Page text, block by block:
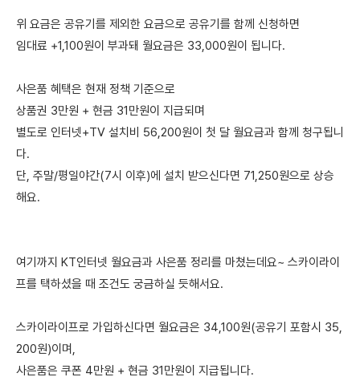
위 요금은 공유기를 제외한 요금으로 공유기를 함께 신청하면
임대료 +1,100원이 부과돼 월요금은 33,000원이 됩니다.
사은품 혜택은 현재 정책 기준으로
상품권 3만원 + 현금 31만원이 지급되며
별도로 인터넷+TV 설치비 56,200원이 첫 달 월요금과 함께 청구됩니
다.
단, 주말/평일야간(7시 이후)에 설치 받으신다면 71,250원으로 상승
해요.
여기까지 KT인터넷 월요금과 사은품 정리를 마쳤는데요~ 스카이라이
프를 택하셨을 때 조건도 궁금하실 듯해서요.
스카이라이프로 가입하신다면 월요금은 34,100원(공유기 포함시 35,
200원)이며,
사은품은 쿠폰 4만원 + 현금 31만원이 지급됩니다.